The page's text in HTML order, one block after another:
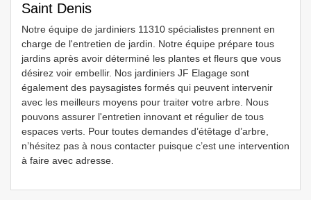
Saint Denis
Notre équipe de jardiniers 11310 spécialistes prennent en
charge de l'entretien de jardin. Notre équipe prépare tous
jardins après avoir déterminé les plantes et fleurs que vous
désirez voir embellir. Nos jardiniers JF Elagage sont
également des paysagistes formés qui peuvent intervenir
avec les meilleurs moyens pour traiter votre arbre. Nous
pouvons assurer l'entretien innovant et régulier de tous
espaces verts. Pour toutes demandes d’étêtage d’arbre,
n’hésitez pas à nous contacter puisque c’est une intervention
à faire avec adresse.